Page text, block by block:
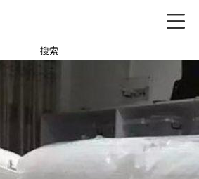
搜索